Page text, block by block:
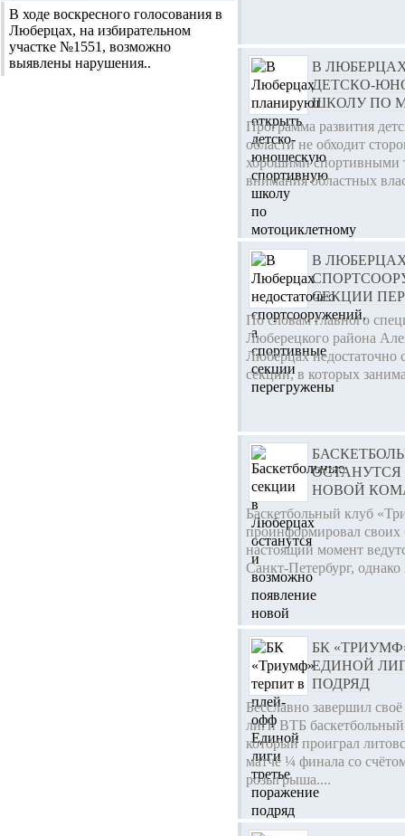
В
ДЕТСКО-
ШКОЛУ ПО
Программа развития
области не обходит
хорошими спортивными
внимания областных
В
СЕКЦИИ
По словам главного
Люберецкого района
Люберцах недостаточно
секции, в которых
НОВОЙ
Баскетбольный клуб
проинформировал своих
настоящий момент
Санкт-Петербург,
БК
ЕДИНОЙ
ПОДРЯД
Бесславно завершил
лиги ВТБ
который проиграл
матче ¼ финала со
розыгрыша....
В ходе воскресного голосования в
Люберцах, на избирательном
участке №1551, возможно
выявлены нарушения..